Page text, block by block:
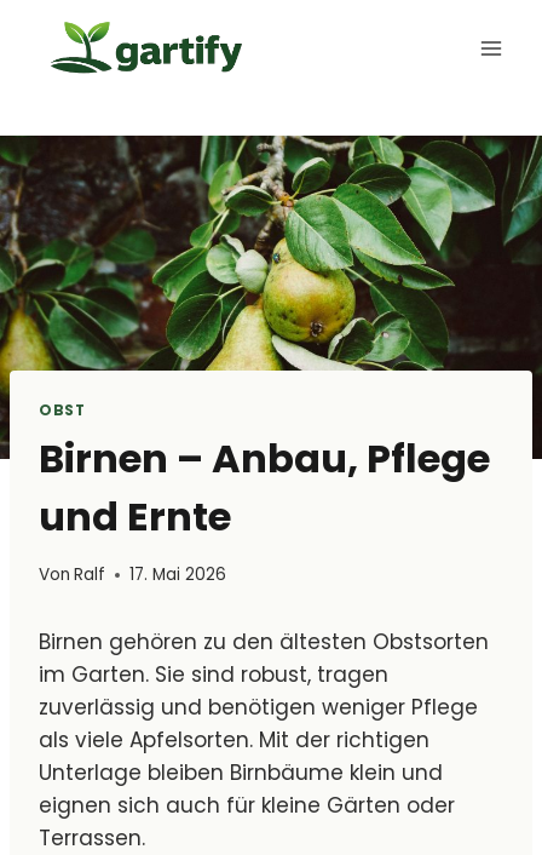
springen
OBST
Birnen – Anbau, Pflege
und Ernte
Von Ralf 17. Mai 2026
Birnen gehören zu den ältesten Obstsorten
im Garten. Sie sind robust, tragen
zuverlässig und benötigen weniger Pflege
als viele Apfelsorten. Mit der richtigen
Unterlage bleiben Birnbäume klein und
eignen sich auch für kleine Gärten oder
Terrassen.